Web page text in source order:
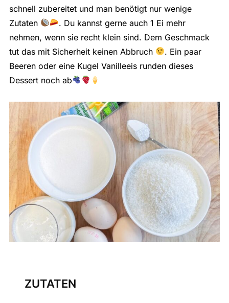
schnell zubereitet und man benötigt nur wenige
Zutaten
. Du kannst gerne auch 1 Ei mehr
nehmen, wenn sie recht klein sind. Dem Geschmack
tut das mit Sicherheit keinen Abbruch
. Ein paar
Beeren oder eine Kugel Vanilleeis runden dieses
Dessert noch ab
ZUTATEN